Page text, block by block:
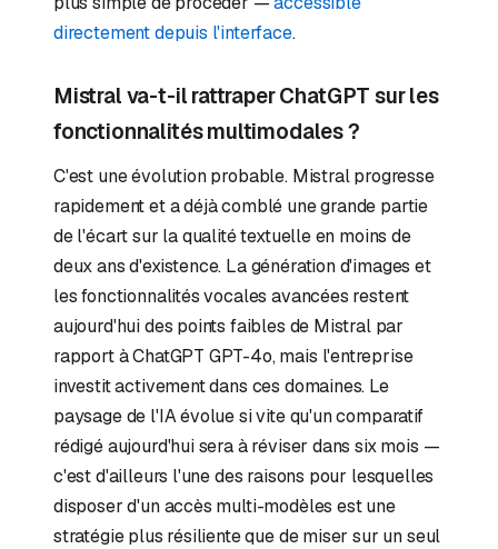
directement depuis l'interface.
Mistral va-t-il rattraper ChatGPT sur les
fonctionnalités multimodales ?
C'est une évolution probable. Mistral progresse
rapidement et a déjà comblé une grande partie
de l'écart sur la qualité textuelle en moins de
deux ans d'existence. La génération d'images et
les fonctionnalités vocales avancées restent
aujourd'hui des points faibles de Mistral par
rapport à ChatGPT GPT-4o, mais l'entreprise
investit activement dans ces domaines. Le
paysage de l'IA évolue si vite qu'un comparatif
rédigé aujourd'hui sera à réviser dans six mois —
c'est d'ailleurs l'une des raisons pour lesquelles
disposer d'un accès multi-modèles est une
stratégie plus résiliente que de miser sur un seul